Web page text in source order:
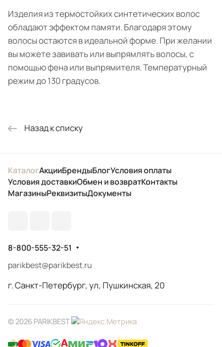
Изделия из термостойких синтетических волос
обладают эффектом памяти. Благодаря этому
волосы остаются в идеальной форме. При желании
вы можете завивать или выпрямлять волосы, с
помощью фена или выпрямителя. Температурный
режим до 130 градусов.
Назад к списку
КаталогАкцииБрендыБлогУсловия оплаты
Условия доставкиОбмен и возвратКонтакты
МагазиныРеквизитыДокументы
8-800-555-32-51
parikbest@parikbest.ru
г. Санкт-Петербург, ул, Пушкинская, 20
© 2026 PARIKBEST